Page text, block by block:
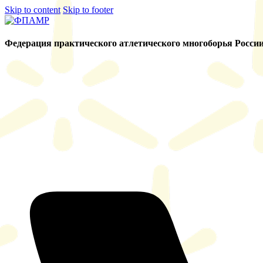
Skip to content Skip to footer
Федерация практического атлетического многоборья